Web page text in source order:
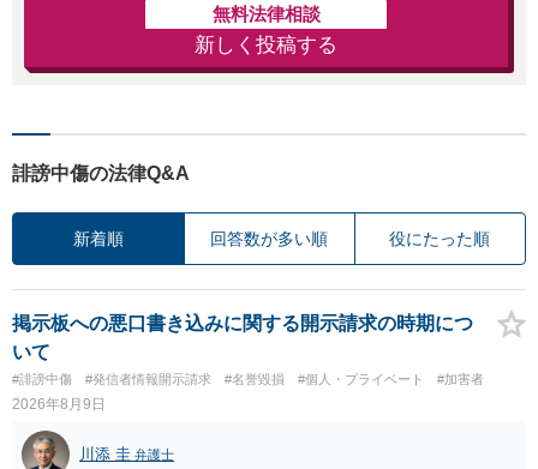
無料法律相談
新しく投稿する
誹謗中傷の法律Q&A
新着順 回答数が多い順 役にたった順
掲示板への悪口書き込みに関する開示請求の時期につ
いて
#誹謗中傷 #発信者情報開示請求 #名誉毀損 #個人・プライベート #加害者
2026年8月9日
川添 圭 弁護士